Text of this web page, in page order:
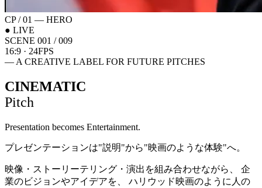
CP / 01 — HERO
● LIVE
SCENE 001 / 009
16:9 · 24FPS
— A CREATIVE LABEL FOR FUTURE PITCHES
CINEMATIC
Pitch
Presentation becomes Entertainment.
プレゼンテーションは"説明"から"映画のような体験"へ。
映像・ストーリーテリング・演出を組み合わせながら、 企
業のビジョンやアイデアを、 ハリウッド映画のように人の